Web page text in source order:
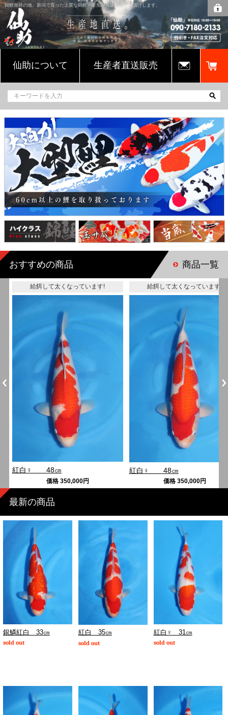
錦鯉発祥の地、新潟で育った上質な錦鯉・金魚を通販販売でお届けします。
仙助について 生産者直送販売
おすすめの商品 商品一覧
給餌して太くなっています!
紅白♀ 48㎝
価格350,000円
給餌して太くなっています!
紅白♀ 48㎝
価格350,000円
最新の商品
銀鱗紅白 33㎝
sold out
紅白 35㎝
sold out
紅白♀ 31㎝
sold out